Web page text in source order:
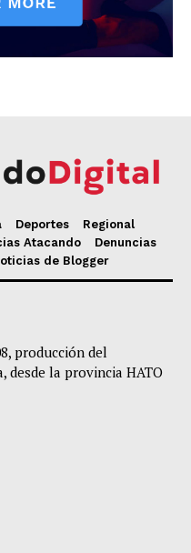
Deportes
Regional
Atacando
Denuncias
de Blogger
producción del
desde la provincia HATO